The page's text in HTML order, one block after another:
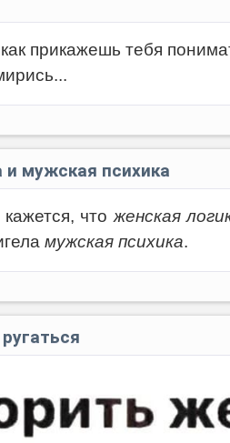
прикажешь тебя
мужская психика
что женская
мужская психика.